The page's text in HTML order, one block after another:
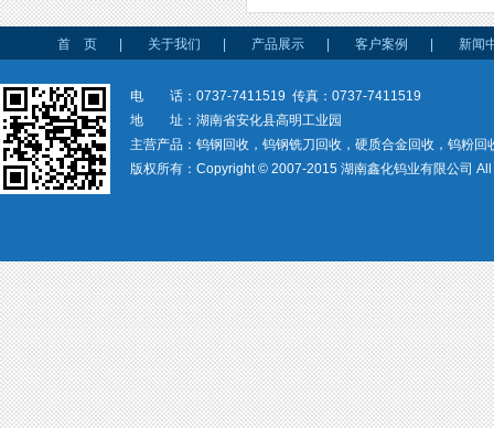
首 页 关于我们 产品展示 客户案例 新闻
电 话：0737-7411519 传真：0737-7411519
地 址：湖南省安化县高明工业园
主营产品：钨钢回收，钨钢铣刀回收，硬质合金回收，钨粉回
版权所有：Copyright © 2007-2015 湖南鑫化钨业有限公司